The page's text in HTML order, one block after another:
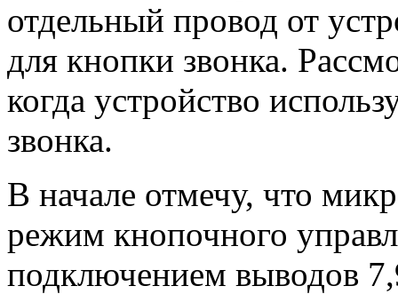
отдельный провод от
для кнопки звонка.
когда устройство
звонка.
В начале отмечу, что
режим кнопочного
подключением выводов